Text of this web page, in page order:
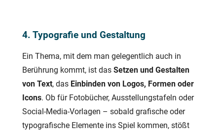
4. Typografie und Gestaltung
Ein Thema, mit dem man gelegentlich auch in
Berührung kommt, ist das Setzen und Gestalten
von Text, das Einbinden von Logos, Formen oder
Icons. Ob für Fotobücher, Ausstellungstafeln oder
Social-Media-Vorlagen – sobald grafische oder
typografische Elemente ins Spiel kommen, stößt